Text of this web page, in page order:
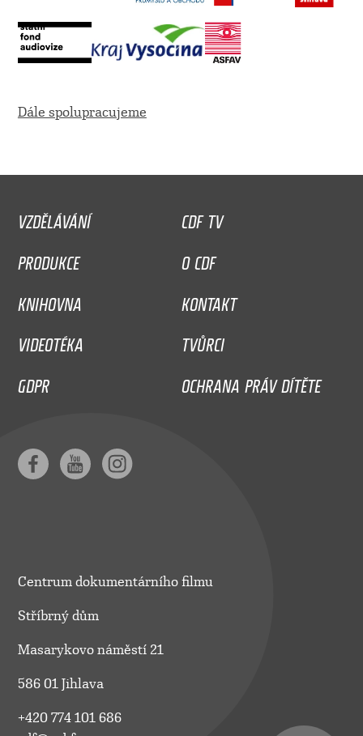
Dále spolupracujeme
VZDĚLÁVÁNÍ
CDF TV
PRODUKCE
O CDF
KNIHOVNA
KONTAKT
VIDEOTÉKA
TVŮRCI
GDPR
OCHRANA PRÁV DÍTĚTE
Centrum dokumentárního filmu
Stříbrný dům
Masarykovo náměstí 21
586 01 Jihlava
+420 774 101 686